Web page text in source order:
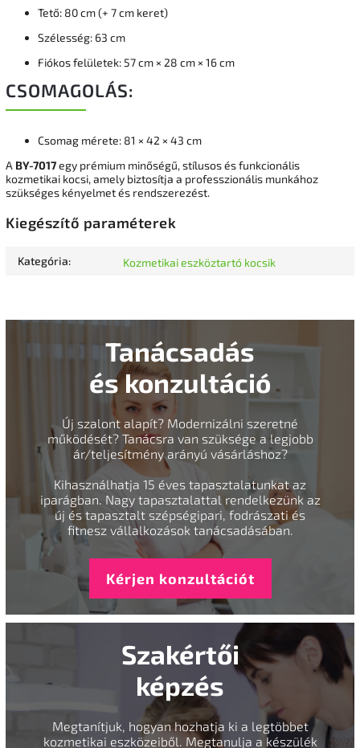
Tető: 80 cm (+ 7 cm keret)
Szélesség: 63 cm
Fiókos felületek: 57 cm × 28 cm × 16 cm
CSOMAGOLÁS:
Csomag mérete: 81 × 42 × 43 cm
A BY-7017egy prémium minőségű, stílusos és funkcionális
kozmetikai kocsi, amely biztosítja a professzionális munkához
szükséges kényelmet és rendszerezést.
Kiegészítő paraméterek
Kategória: Kozmetikai eszköztartó kocsik
Tanácsadás
és konzultáció
Új szalont alapít? Modernizálni szeretné
működését? Tanácsra van szüksége a legjobb
ár/teljesítmény arányú vásárláshoz?
Kihasználhatja 15 éves tapasztalatunkat az
iparágban. Nagy tapasztalattal rendelkezünk az
új és tapasztalt szépségipari, fodrászati és
fitnesz vállalkozások tanácsadásában.
Kérjen konzultációt
Szakértői
képzés
Megtanítjuk, hogyan hozhatja ki a legtöbbet
kozmetikai eszközeiből. Megtanulja a készülék